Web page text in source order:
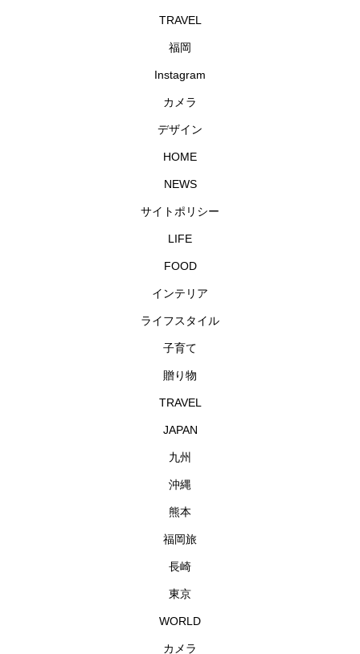
TRAVEL
福岡
Instagram
カメラ
デザイン
HOME
NEWS
サイトポリシー
LIFE
FOOD
インテリア
ライフスタイル
子育て
贈り物
TRAVEL
JAPAN
九州
沖縄
熊本
福岡旅
長崎
東京
WORLD
カメラ